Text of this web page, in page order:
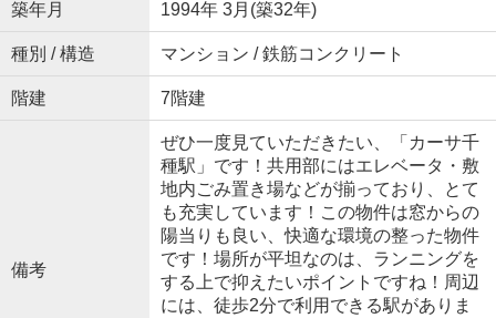
築年月 1994年 3月(築32年)
種別 / 構造 マンション / 鉄筋コンクリート
階建 7階建
備考
ぜひ一度見ていただきたい、「カーサ千
種駅」です！共用部にはエレベータ・敷
地内ごみ置き場などが揃っており、とて
も充実しています！この物件は窓からの
陽当りも良い、快適な環境の整った物件
です！場所が平坦なのは、ランニングを
する上で抑えたいポイントですね！周辺
には、徒歩2分で利用できる駅がありま